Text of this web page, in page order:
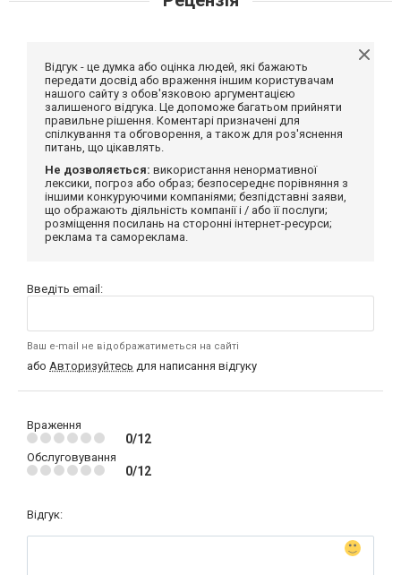
Відгук - це думка або оцінка людей, які бажають
передати досвід або враження іншим користувачам
нашого сайту з обов'язковою аргументацією
залишеного відгука. Це допоможе багатьом прийняти
правильне рішення. Коментарі призначені для
спілкування та обговорення, а також для роз'яснення
питань, що цікавлять.
Не дозволяється: використання ненормативної
лексики, погроз або образ; безпосереднє порівняння з
іншими конкуруючими компаніями; безпідставні заяви,
що ображають діяльність компанії і / або її послуги;
розміщення посилань на сторонні інтернет-ресурси;
реклама та самореклама.
Введіть email:
Ваш e-mail не відображатиметься на сайті
або Авторизуйтесь для написання відгуку
Враження
0/12
Обслуговування
0/12
Відгук: